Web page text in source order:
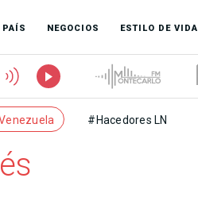
PAÍS NEGOCIOS ESTILO DE VIDA
#Hacedores LN